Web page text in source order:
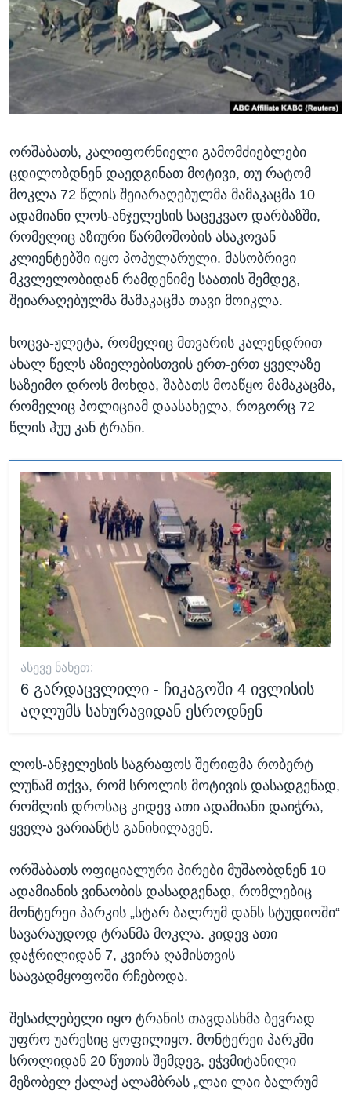
ᲡᲢᲣᲓᲘᲐ ᲕᲐᲨᲘᲜᲒᲢᲝᲜᲘ
ᲔᲙᲝᲜᲝᲛᲘᲙᲐ
ᲯᲐᲜᲛᲠᲗᲔᲚᲝᲑᲐ
ᲛᲔᲪᲜᲘᲔᲠᲔᲑᲐ
ᲒᲐᲚᲘᲚᲔᲝ
ᲓᲔᲖᲘᲜᲤᲝᲠᲛᲐᲪᲘᲐ
Learning English
ᲗᲕᲐᲚᲘ ᲒᲕᲐᲓᲔᲕᲜᲔᲗ
ენები
ორშაბათს, კალიფორნიელი გამომძიებლები
ცდილობდნენ დაედგინათ მოტივი, თუ რატომ
მოკლა 72 წლის შეიარაღებულმა მამაკაცმა 10
ადამიანი ლოს-ანჯელესის საცეკვაო დარბაზში,
რომელიც აზიური წარმოშობის ასაკოვან
კლიენტებში იყო პოპულარული. მასობრივი
მკვლელობიდან რამდენიმე საათის შემდეგ,
შეიარაღებულმა მამაკაცმა თავი მოიკლა.
ხოცვა-ჟლეტა, რომელიც მთვარის კალენდრით
ახალ წელს აზიელებისთვის ერთ-ერთ ყველაზე
საზეიმო დროს მოხდა, შაბათს მოაწყო მამაკაცმა,
რომელიც პოლიციამ დაასახელა, როგორც 72
წლის ჰუუ კან ტრანი.
ᲐᲡᲔᲕᲔ ᲜᲐᲮᲔᲗ:
6 გარდაცვლილი - ჩიკაგოში 4 ივლისის
აღლუმს სახურავიდან ესროდნენ
ლოს-ანჯელესის საგრაფოს შერიფმა რობერტ
ლუნამ თქვა, რომ სროლის მოტივის დასადგენად,
რომლის დროსაც კიდევ ათი ადამიანი დაიჭრა,
ყველა ვარიანტს განიხილავენ.
ორშაბათს ოფიციალური პირები მუშაობდნენ 10
ადამიანის ვინაობის დასადგენად, რომლებიც
მონტერეი პარკის „სტარ ბალრუმ დანს სტუდიოში“
სავარაუდოდ ტრანმა მოკლა. კიდევ ათი
დაჭრილიდან 7, კვირა ღამისთვის
საავადმყოფოში რჩებოდა.
შესაძლებელი იყო ტრანის თავდასხმა ბევრად
უფრო უარესიც ყოფილიყო. მონტერეი პარკში
სროლიდან 20 წუთის შემდეგ, ეჭვმიტანილი
მეზობელ ქალაქ ალამბრას „ლაი ლაი ბალრუმ